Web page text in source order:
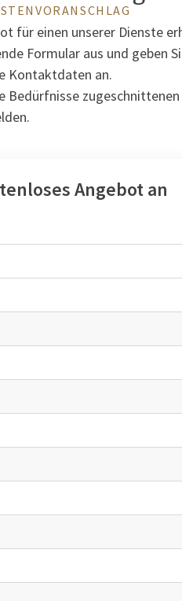
für einen unserer Dienste
Formular aus und geben
Kontaktdaten an.
Angebot an